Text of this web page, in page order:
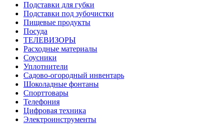
Подставки для губки
Подставки под зубочистки
Пищевые продукты
Посуда
ТЕЛЕВИЗОРЫ
Расходные материалы
Соусники
Уплотнители
Садово-огородный инвентарь
Шоколадные фонтаны
Спорттовары
Телефония
Цифровая техника
Электроинструменты